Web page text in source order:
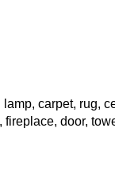
carpet, rug,
door,